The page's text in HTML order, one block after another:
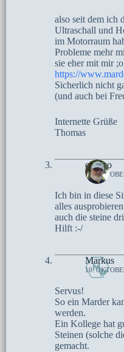
also seit dem ich
Ultraschall und
im Motorraum
Probleme mehr
sie eher mit mir
https://
Sicherlich nicht
(und auch bei
Internette Grüße
Thomas
czoczo
10.
Ich bin in diese
alles
auch die steine
Hilft :-/
Markus
10.
Servus!
So ein Marder
werden.
Ein Kollege hat
Steinen (solche
gemacht.